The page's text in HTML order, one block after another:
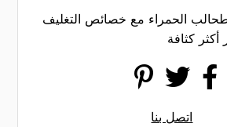
الحمراء مع خصائص التغليف
كثافة
اتصل بنا